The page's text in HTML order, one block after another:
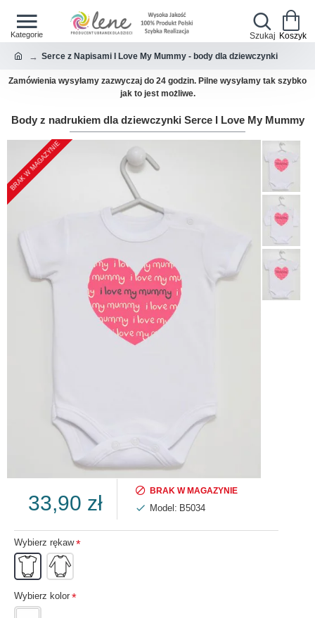
Serce z Napisami I Love My Mummy - body dla dziewczynki
Zamówienia wysyłamy zazwyczaj do 24 godzin. Pilne wysyłamy tak szybko
jak to jest możliwe.
Body z nadrukiem dla dziewczynki Serce I Love My Mummy
BRAK W MAGAZYNIE
33,90 zł
BRAK W MAGAZYNIE
Model: B5034
Wybierz rękaw
Wybierz kolor